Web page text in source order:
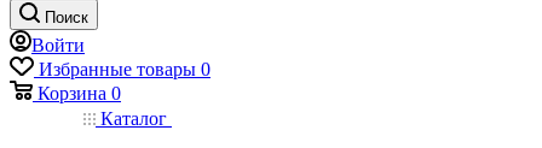
Поиск
Войти
Избранные товары 0
Корзина 0
Каталог